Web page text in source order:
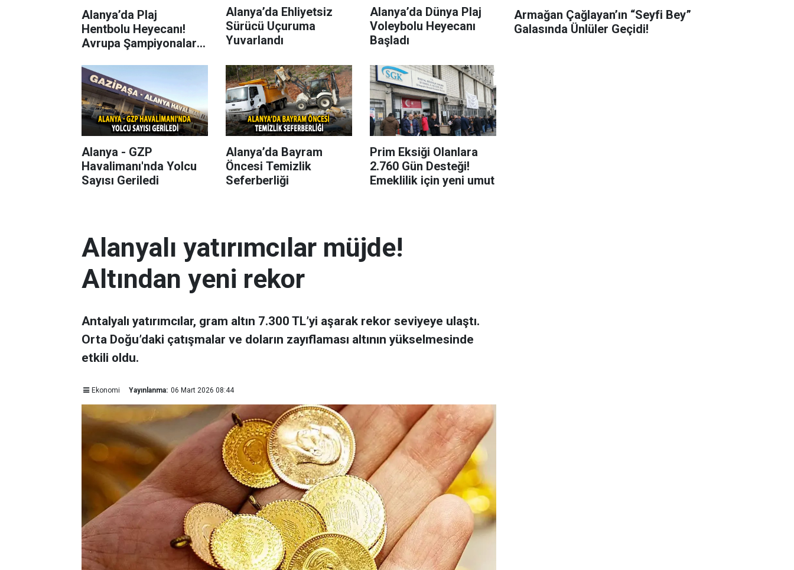
Alanya’da Plaj
Hentbolu Heyecanı!
Avrupa Şampiyonaları
Alanya’da Ehliyetsiz
Sürücü Uçuruma
Yuvarlandı
Alanya’da Dünya Plaj
Voleybolu Heyecanı
Başladı
Alanya - GZP
Havalimanı'nda Yolcu
Sayısı Geriledi
Alanya’da Bayram
Öncesi Temizlik
Seferberliği
Prim Eksiği Olanlara
2.760 Gün Desteği!
Emeklilik için yeni umut
Alanyalı yatırımcılar müjde!
Altından yeni rekor
Antalyalı yatırımcılar, gram altın 7.300 TL’yi aşarak rekor seviyeye ulaştı.
Orta Doğu’daki çatışmalar ve doların zayıflaması altının yükselmesinde
etkili oldu.
Ekonomi Yayınlanma: 06 Mart 2026 08:44
Armağan Çağlayan’ın “Seyfi Bey”
Galasında Ünlüler Geçidi!